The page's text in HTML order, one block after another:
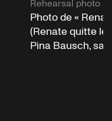
Rehearsal photo
Photo de «
(Renate quitte le
Pina Bausch,